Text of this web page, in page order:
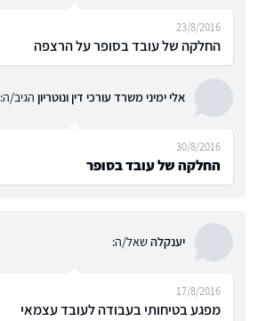
החלקה של עובד בסופר על הרצפה
23/8/2016
אלי ימיני משרד עורכי דין ונוטריון הגיב/ה:
החלקה של עובד בסופר
30/8/2016
יענקלהשאל/ה:
מפגע בטיחותי בעבודה לעובד עצמאי
17/8/2016